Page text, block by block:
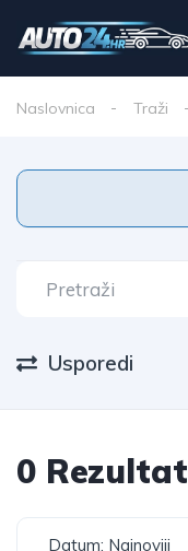
Naslovnica Traži
Usporedi
0
Datum: Najnoviji